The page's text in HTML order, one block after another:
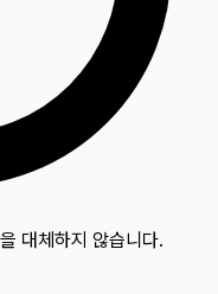
대체하지 않습니다.